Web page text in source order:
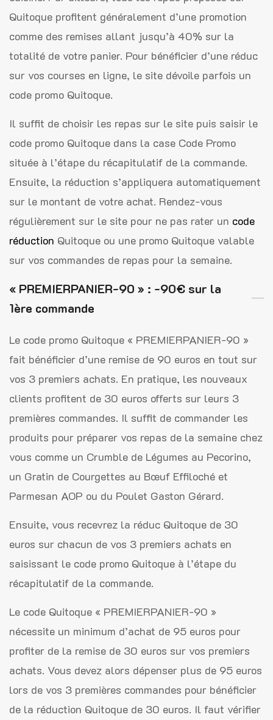
Quitoque profitent généralement d’une promotion
comme des remises allant jusqu’à 40% sur la
totalité de votre panier. Pour bénéficier d’une réduc
sur vos courses en ligne, le site dévoile parfois un
code promo Quitoque.
Il suffit de choisir les repas sur le site puis saisir le
code promo Quitoque dans la case Code Promo
située à l’étape du récapitulatif de la commande.
Ensuite, la réduction s’appliquera automatiquement
sur le montant de votre achat. Rendez-vous
régulièrement sur le site pour ne pas rater un code
réduction Quitoque ou une promo Quitoque valable
sur vos commandes de repas pour la semaine.
« PREMIERPANIER-90 » : -90€ sur la
1ère commande
Le code promo Quitoque « PREMIERPANIER-90 »
fait bénéficier d’une remise de 90 euros en tout sur
vos 3 premiers achats. En pratique, les nouveaux
clients profitent de 30 euros offerts sur leurs 3
premières commandes. Il suffit de commander les
produits pour préparer vos repas de la semaine chez
vous comme un Crumble de Légumes au Pecorino,
un Gratin de Courgettes au Bœuf Effiloché et
Parmesan AOP ou du Poulet Gaston Gérard.
Ensuite, vous recevrez la réduc Quitoque de 30
euros sur chacun de vos 3 premiers achats en
saisissant le code promo Quitoque à l’étape du
récapitulatif de la commande.
Le code Quitoque « PREMIERPANIER-90 »
nécessite un minimum d’achat de 95 euros pour
profiter de la remise de 30 euros sur vos premiers
achats. Vous devez alors dépenser plus de 95 euros
lors de vos 3 premières commandes pour bénéficier
de la réduction Quitoque de 30 euros. Il faut vérifier